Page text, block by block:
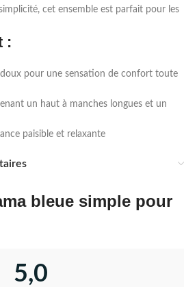
cet ensemble est parfait pour les
:
doux pour une sensation de confort toute
un haut à manches longues et un
paisible et relaxante
bleue simple pour
5,0